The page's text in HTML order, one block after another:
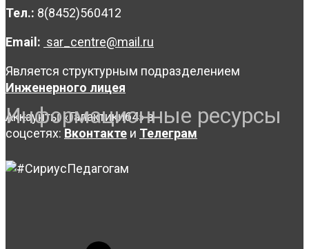
Тел.: 8(8452)560412
Email: sar_centre@mail.ru
Является структурным подразделением
Инженерного лицея
Аккаунты «Галактики64» в
соцсетях: Вконтакте и Телеграм
Информационные ресурсы